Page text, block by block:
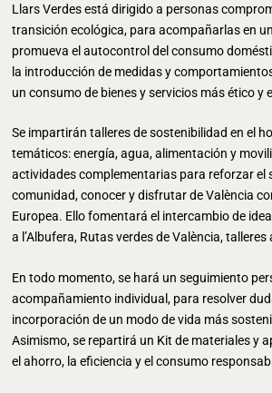
Llars Verdes está dirigido a personas
transición ecológica, para acompañarlas en
promueva el autocontrol del consumo
la introducción de medidas y
un consumo de bienes y servicios más ético y
Se impartirán talleres de sostenibilidad en el
temáticos: energía, agua, alimentación y
actividades complementarias para reforzar el
comunidad, conocer y disfrutar de València
Europea. Ello fomentará el intercambio de
a l’Albufera, Rutas verdes de València,
En todo momento, se hará un seguimiento
acompañamiento individual, para resolver
incorporación de un modo de vida más
Asimismo, se repartirá un Kit de materiales y
el ahorro, la eficiencia y el consumo